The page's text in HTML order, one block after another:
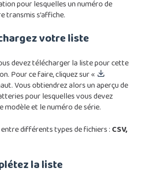
pour lesquelles un numéro de
transmis s’affiche.
votre liste
devez télécharger la liste pour cette
Pour ce faire, cliquez sur «
Vous obtiendrez alors un aperçu de
pour lesquelles vous devez
modèle et le numéro de série.
différents types de fichiers : CSV,
la liste